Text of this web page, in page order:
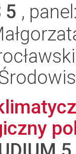
5 ,